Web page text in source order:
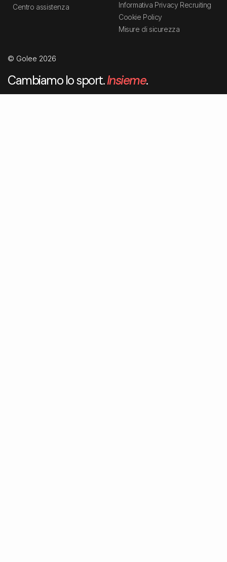
Centro assistenza
Informativa Privacy Recruiting
Cookie Policy
Misure di sicurezza
© Golee 2026
Cambiamo lo sport.Insieme.